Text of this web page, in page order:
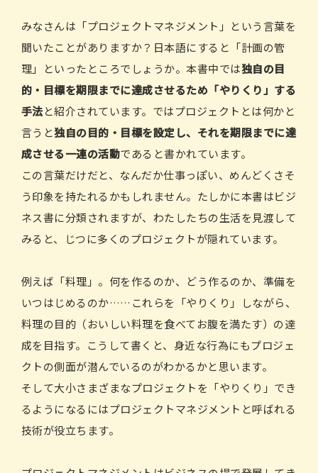
みなさんは「プロジェクトマネジメント」という言葉を
聞いたことがありますか？日本語にすると「計画の管
理」といったところでしょうか。本書中では独自の目
的・目標を期限までに達成させるため「やりくり」する
手法と紹介されています。ではプロジェクトとは何かと
言うと独自の目的・目標を設定し、それを期限までに達
成させる一連の活動であると書かれています。
この言葉だけだと、なんだか仕事っぽい、めんどくさそ
う印象を持たれるかもしれません。たしかに本書はビジ
ネス書に分類されますが、わたしたちの生活を見渡して
みると、じつに多くのプロジェクトが隠れています。
例えば「料理」。何を作るのか、どう作るのか、準備を
いつはじめるのか……これらを「やりくり」しながら、
料理の目的（おいしい料理を食べてお腹を満たす）の達
成を目指す。こうして書くと、身近な行為にもプロジェ
クトの側面が潜んでいるのがわかるかと思います。
そして大小さまざまなプロジェクトを「やりくり」でき
るようになるにはプロジェクトマネジメントと呼ばれる
技術が役立ちます。